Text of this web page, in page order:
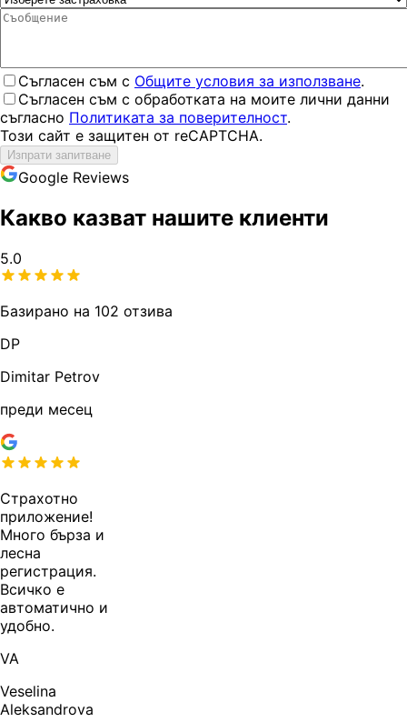
Съгласен съм с Общите условия за използване.
Съгласен съм с обработката на моите лични данни
съгласно Политиката за поверителност.
Този сайт е защитен от reCAPTCHA.
Изпрати запитване
Google Reviews
Какво казват нашите клиенти
5.0
Базирано на 102 отзива
DP
Dimitar Petrov
преди месец
Страхотно
приложение!
Много бърза и
лесна
регистрация.
Всичко е
автоматично и
удобно.
VA
Veselina
Aleksandrova